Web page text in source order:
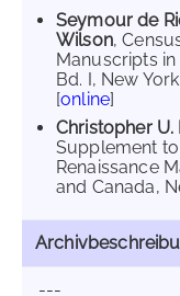
Seymour de
Wilson,
Manuscripts
Bd. I, New
[online]
Christopher U.
Supplement
Renaissance
and Canada,
---